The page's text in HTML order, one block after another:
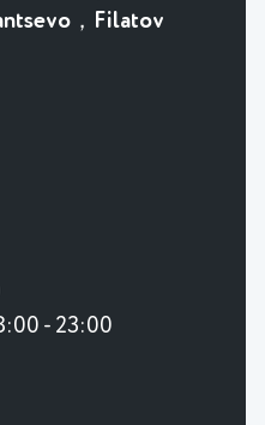
，Filatov
- 23:00